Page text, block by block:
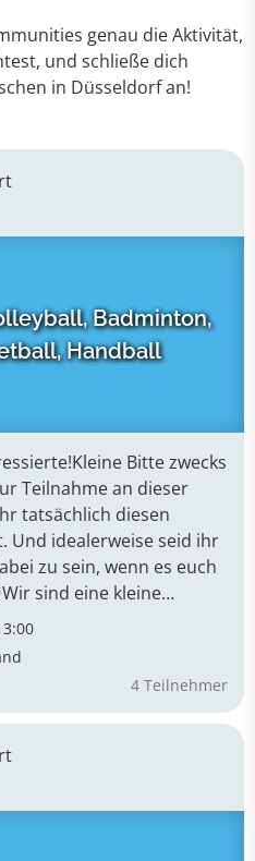
genau die Aktivität,
und schließe dich
in Düsseldorf an!